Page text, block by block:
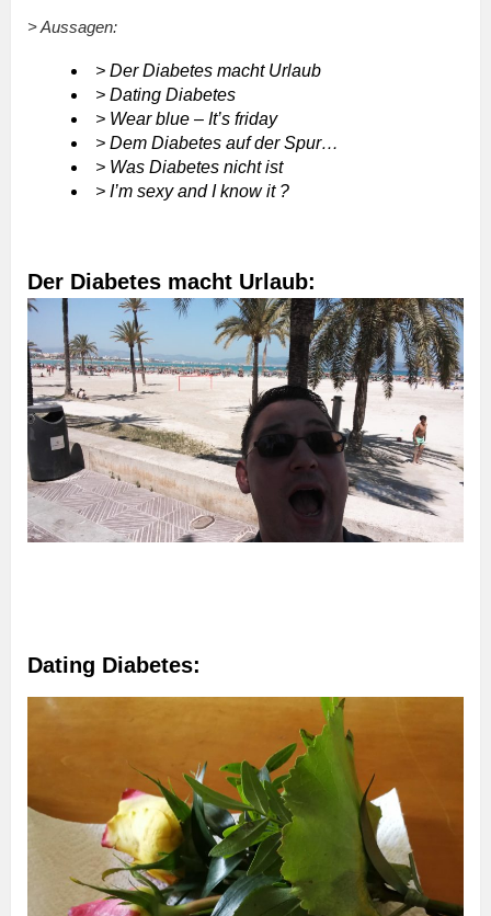
> Aussagen:
> Der Diabetes macht Urlaub
> Dating Diabetes
> Wear blue – It’s friday
> Dem Diabetes auf der Spur…
> Was Diabetes nicht ist
> I’m sexy and I know it ?
Der Diabetes macht Urlaub:
Dating Diabetes: